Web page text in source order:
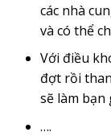
các nhà
và có thể
Với điều
đợt rồi
sẽ làm bạn
….